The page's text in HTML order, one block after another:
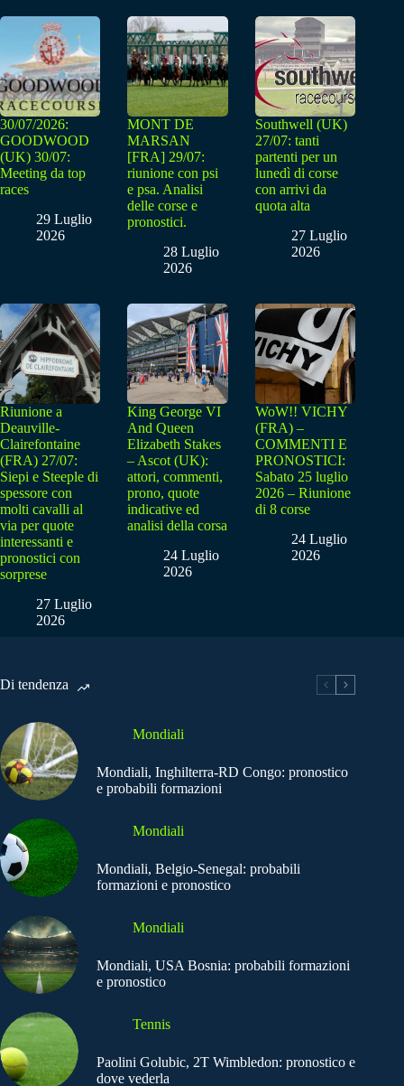
30/07/2026:
GOODWOOD
(UK) 30/07:
Meeting da top
races
29 Luglio
2026
MONT DE
MARSAN
[FRA] 29/07:
riunione con psi
e psa. Analisi
delle corse e
pronostici.
28 Luglio
2026
Southwell (UK)
27/07: tanti
partenti per un
lunedì di corse
con arrivi da
quota alta
27 Luglio
2026
Riunione a
Deauville-
Clairefontaine
(FRA) 27/07:
Siepi e Steeple di
spessore con
molti cavalli al
via per quote
interessanti e
pronostici con
sorprese
27 Luglio
2026
King George VI
And Queen
Elizabeth Stakes
– Ascot (UK):
attori, commenti,
prono, quote
indicative ed
analisi della corsa
24 Luglio
2026
WoW!! VICHY
(FRA) –
COMMENTI E
PRONOSTICI:
Sabato 25 luglio
2026 – Riunione
di 8 corse
24 Luglio
2026
Di tendenza
Mondiali
Mondiali, Inghilterra-RD Congo: pronostico
e probabili formazioni
Mondiali
Mondiali, Belgio-Senegal: probabili
formazioni e pronostico
Mondiali
Mondiali, USA Bosnia: probabili formazioni
e pronostico
Tennis
Paolini Golubic, 2T Wimbledon: pronostico e
dove vederla